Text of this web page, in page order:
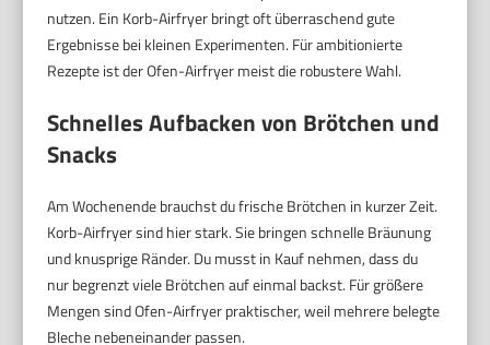
nutzen. Ein Korb-Airfryer bringt oft überraschend gute
Ergebnisse bei kleinen Experimenten. Für ambitionierte
Rezepte ist der Ofen-Airfryer meist die robustere Wahl.
Schnelles Aufbacken von Brötchen und
Snacks
Am Wochenende brauchst du frische Brötchen in kurzer Zeit.
Korb-Airfryer sind hier stark. Sie bringen schnelle Bräunung
und knusprige Ränder. Du musst in Kauf nehmen, dass du
nur begrenzt viele Brötchen auf einmal backst. Für größere
Mengen sind Ofen-Airfryer praktischer, weil mehrere belegte
Bleche nebeneinander passen.